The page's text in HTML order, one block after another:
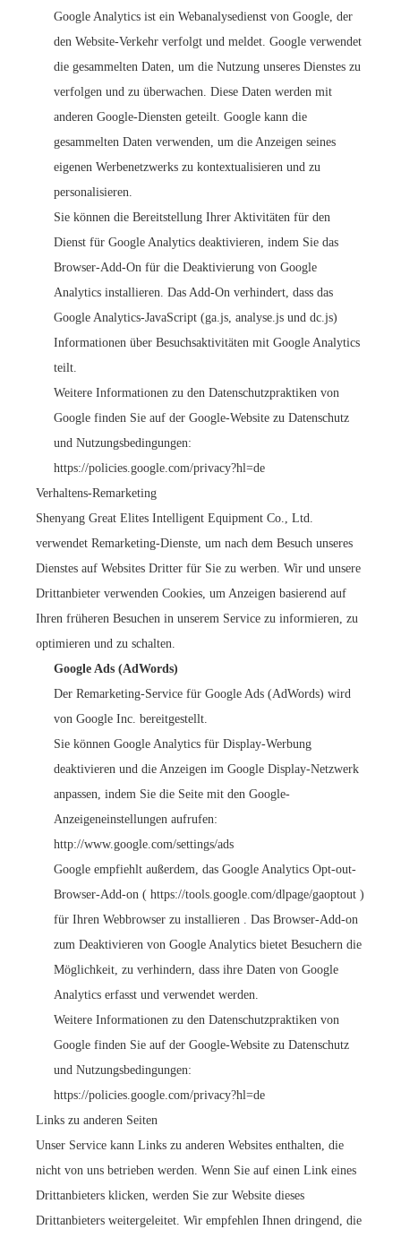
Google Analytics ist ein Webanalysedienst von Google, der
den Website-Verkehr verfolgt und meldet. Google verwendet
die gesammelten Daten, um die Nutzung unseres Dienstes zu
verfolgen und zu überwachen. Diese Daten werden mit
anderen Google-Diensten geteilt. Google kann die
gesammelten Daten verwenden, um die Anzeigen seines
eigenen Werbenetzwerks zu kontextualisieren und zu
personalisieren.
Sie können die Bereitstellung Ihrer Aktivitäten für den
Dienst für Google Analytics deaktivieren, indem Sie das
Browser-Add-On für die Deaktivierung von Google
Analytics installieren. Das Add-On verhindert, dass das
Google Analytics-JavaScript (ga.js, analyse.js und dc.js)
Informationen über Besuchsaktivitäten mit Google Analytics
teilt.
Weitere Informationen zu den Datenschutzpraktiken von
Google finden Sie auf der Google-Website zu Datenschutz
und Nutzungsbedingungen:
https://policies.google.com/privacy?hl=de
Verhaltens-Remarketing
Shenyang Great Elites Intelligent Equipment Co., Ltd.
verwendet Remarketing-Dienste, um nach dem Besuch unseres
Dienstes auf Websites Dritter für Sie zu werben. Wir und unsere
Drittanbieter verwenden Cookies, um Anzeigen basierend auf
Ihren früheren Besuchen in unserem Service zu informieren, zu
optimieren und zu schalten.
Google Ads (AdWords)
Der Remarketing-Service für Google Ads (AdWords) wird
von Google Inc. bereitgestellt.
Sie können Google Analytics für Display-Werbung
deaktivieren und die Anzeigen im Google Display-Netzwerk
anpassen, indem Sie die Seite mit den Google-
Anzeigeneinstellungen aufrufen:
http://www.google.com/settings/ads
Google empfiehlt außerdem, das Google Analytics Opt-out-
Browser-Add-on ( https://tools.google.com/dlpage/gaoptout )
für Ihren Webbrowser zu installieren . Das Browser-Add-on
zum Deaktivieren von Google Analytics bietet Besuchern die
Möglichkeit, zu verhindern, dass ihre Daten von Google
Analytics erfasst und verwendet werden.
Weitere Informationen zu den Datenschutzpraktiken von
Google finden Sie auf der Google-Website zu Datenschutz
und Nutzungsbedingungen:
https://policies.google.com/privacy?hl=de
Links zu anderen Seiten
Unser Service kann Links zu anderen Websites enthalten, die
nicht von uns betrieben werden. Wenn Sie auf einen Link eines
Drittanbieters klicken, werden Sie zur Website dieses
Drittanbieters weitergeleitet. Wir empfehlen Ihnen dringend, die